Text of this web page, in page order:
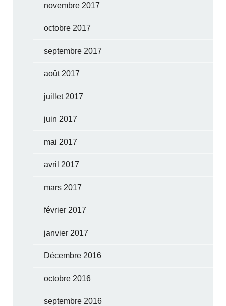
novembre 2017
octobre 2017
septembre 2017
août 2017
juillet 2017
juin 2017
mai 2017
avril 2017
mars 2017
février 2017
janvier 2017
Décembre 2016
octobre 2016
septembre 2016